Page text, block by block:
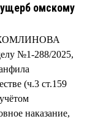
омскому
№1-288/2025,
(ч.3 ст.159
наказание,